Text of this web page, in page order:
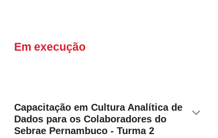
Em execução
Capacitação em Cultura Analítica de
Dados para os Colaboradores do
Sebrae Pernambuco - Turma 2